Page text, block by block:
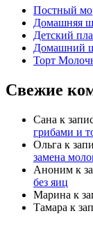
Постный
Домашняя
Детский
Домашний
Торт
Свежие
Сана к
грибами и
Ольга к
замена
Аноним к
без яиц
Марина к
Тамара к